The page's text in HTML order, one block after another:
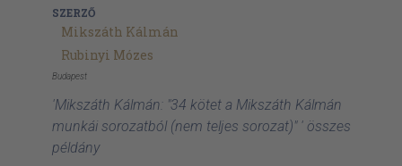
SZERZŐ
Mikszáth Kálmán
Rubinyi Mózes
Budapest
'Mikszáth Kálmán: "34 kötet a Mikszáth Kálmán
munkái sorozatból (nem teljes sorozat)" ' összes
példány